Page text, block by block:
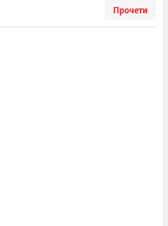
Прочети